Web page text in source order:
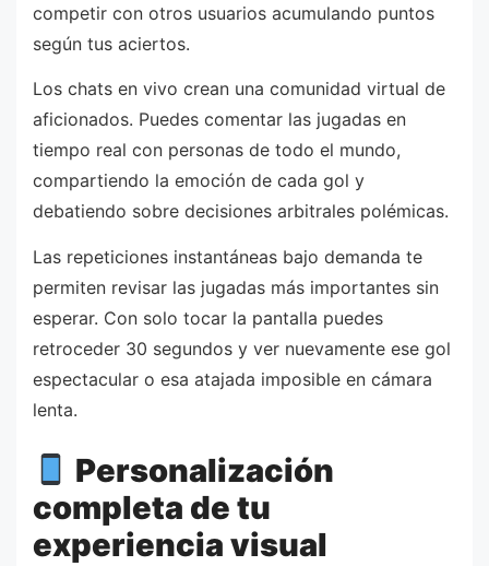
competir con otros usuarios acumulando puntos
según tus aciertos.
Los chats en vivo crean una comunidad virtual de
aficionados. Puedes comentar las jugadas en
tiempo real con personas de todo el mundo,
compartiendo la emoción de cada gol y
debatiendo sobre decisiones arbitrales polémicas.
Las repeticiones instantáneas bajo demanda te
permiten revisar las jugadas más importantes sin
esperar. Con solo tocar la pantalla puedes
retroceder 30 segundos y ver nuevamente ese gol
espectacular o esa atajada imposible en cámara
lenta.
Personalización
completa de tu
experiencia visual